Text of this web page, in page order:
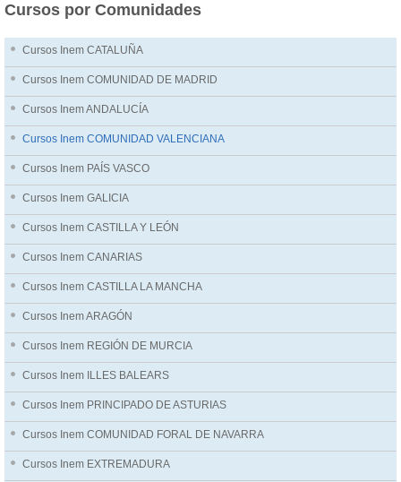
Cursos por Comunidades
Cursos Inem CATALUÑA
Cursos Inem COMUNIDAD DE MADRID
Cursos Inem ANDALUCÍA
Cursos Inem COMUNIDAD VALENCIANA
Cursos Inem PAÍS VASCO
Cursos Inem GALICIA
Cursos Inem CASTILLA Y LEÓN
Cursos Inem CANARIAS
Cursos Inem CASTILLA LA MANCHA
Cursos Inem ARAGÓN
Cursos Inem REGIÓN DE MURCIA
Cursos Inem ILLES BALEARS
Cursos Inem PRINCIPADO DE ASTURIAS
Cursos Inem COMUNIDAD FORAL DE NAVARRA
Cursos Inem EXTREMADURA